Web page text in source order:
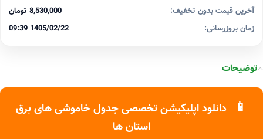
آخرین قیمت بدون تخفیف:
8,530,000 تومان
زمان بروزرسانی:
1405/02/22 09:39
توضیحات
📱
دانلود اپلیکیشن تخصصی جدول خاموشی های برق
استان ها